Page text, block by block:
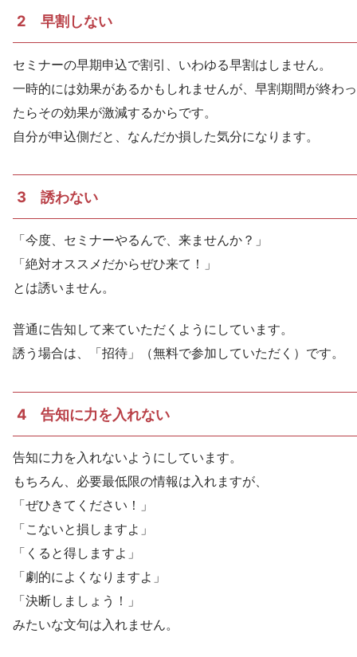
2 早割しない
セミナーの早期申込で割引、いわゆる早割はしません。
一時的には効果があるかもしれませんが、早割期間が終わっ
たらその効果が激減するからです。
自分が申込側だと、なんだか損した気分になります。
3 誘わない
「今度、セミナーやるんで、来ませんか？」
「絶対オススメだからぜひ来て！」
とは誘いません。
普通に告知して来ていただくようにしています。
誘う場合は、「招待」（無料で参加していただく）です。
4 告知に力を入れない
告知に力を入れないようにしています。
もちろん、必要最低限の情報は入れますが、
「ぜひきてください！」
「こないと損しますよ」
「くると得しますよ」
「劇的によくなりますよ」
「決断しましょう！」
みたいな文句は入れません。